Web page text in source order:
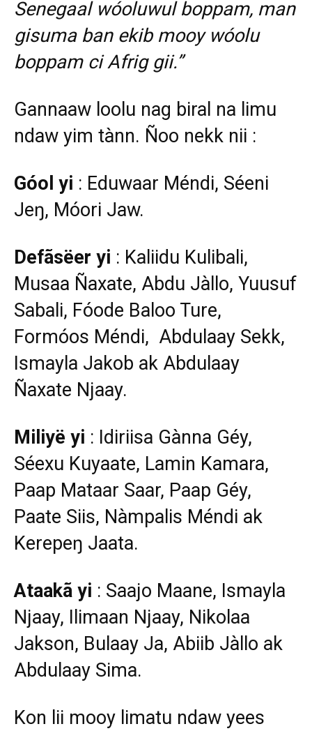
Senegaal wóoluwul boppam, man
gisuma ban ekib mooy wóolu
boppam ci Afrig gii.”
Gannaaw loolu nag biral na limu
ndaw yim tànn. Ñoo nekk nii :
Góol yi : Eduwaar Méndi, Séeni
Jeŋ, Móori Jaw.
Defãsëer yi : Kaliidu Kulibali,
Musaa Ñaxate, Abdu Jàllo, Yuusuf
Sabali, Fóode Baloo Ture,
Formóos Méndi, Abdulaay Sekk,
Ismayla Jakob ak Abdulaay
Ñaxate Njaay.
Miliyë yi : Idiriisa Gànna Géy,
Séexu Kuyaate, Lamin Kamara,
Paap Mataar Saar, Paap Géy,
Paate Siis, Nàmpalis Méndi ak
Kerepeŋ Jaata.
Ataakã yi : Saajo Maane, Ismayla
Njaay, Ilimaan Njaay, Nikolaa
Jakson, Bulaay Ja, Abiib Jàllo ak
Abdulaay Sima.
Kon lii mooy limatu ndaw yees